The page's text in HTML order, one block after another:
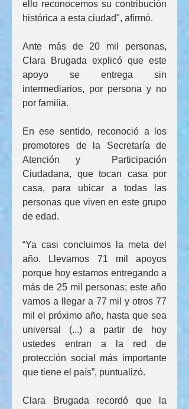
ello reconocemos su contribución
histórica a esta ciudad", afirmó.
Ante más de 20 mil personas,
Clara Brugada explicó que este
apoyo se entrega sin
intermediarios, por persona y no
por familia.
En ese sentido, reconoció a los
promotores de la Secretaría de
Atención y  Participación
Ciudadana, que tocan casa por
casa, para ubicar a todas las
personas que viven en este grupo
de edad.
“Ya casi concluimos la meta del
año. Llevamos 71 mil apoyos
porque hoy estamos entregando a
más de 25 mil personas; este año
vamos a llegar a 77 mil y otros 77
mil el próximo año, hasta que sea
universal (...) a partir de hoy
ustedes entran a la red de
protección social más importante
que tiene el país”, puntualizó.
Clara Brugada recordó que la